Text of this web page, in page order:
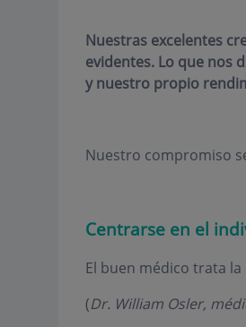
Nuestras excelentes
evidentes. Lo que nos
y nuestro propio
Nuestro compromiso
Centrarse en el
El buen médico trata
(Dr. William Osler,